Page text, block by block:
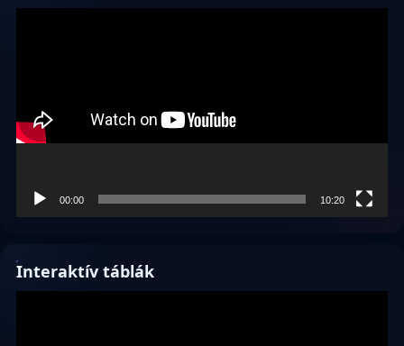
00:00 10:20
Interaktív táblák